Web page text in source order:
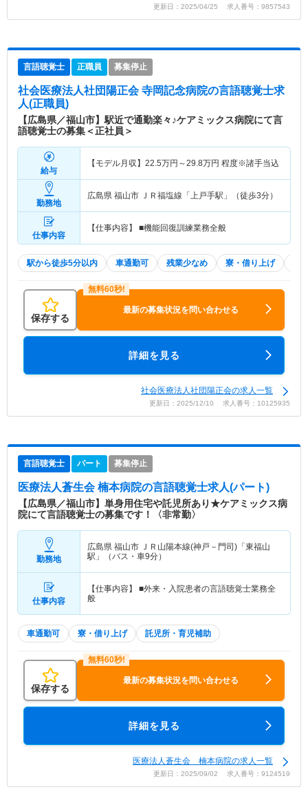
更新日：2025/04/25 求人番号：9857543
言語聴覚士 正職員 募集停止
社会医療法人社団陽正会 寺岡記念病院の言語聴覚士求
人(正職員)
【広島県／福山市】駅近で通勤楽々♪ケアミックス病院にて言
語聴覚士の募集＜正社員＞
給与
【モデル月収】 22.5万円～29.8万円 程度※諸手当込
勤務地
広島県 福山市 ＪＲ福塩線「上戸手駅」（徒歩3分）
仕事内容
【仕事内容】 ■機能回復訓練業務全般
駅から徒歩5分以内 車通勤可 残業少なめ 寮・借り上げ
保存する
最新の募集状況を問い合わせる
詳細を見る
社会医療法人社団陽正会の求人一覧
更新日：2025/12/10 求人番号：10125935
言語聴覚士 パート 募集停止
医療法人蒼生会 楠本病院の言語聴覚士求人(パート)
【広島県／福山市】単身用住宅や託児所あり★ケアミックス病
院にて言語聴覚士の募集です！〈非常勤〉
勤務地
広島県 福山市 ＪＲ山陽本線(神戸－門司)「東福山
駅」（バス・車9分）
仕事内容
【仕事内容】 ■外来・入院患者の言語聴覚士業務全
般
車通勤可 寮・借り上げ 託児所・育児補助
保存する
最新の募集状況を問い合わせる
詳細を見る
医療法人蒼生会 楠本病院の求人一覧
更新日：2025/09/02 求人番号：9124519